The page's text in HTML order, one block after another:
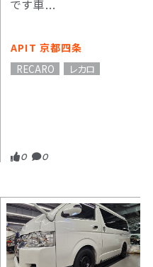
です車...
APIT 京都四条
RECARO
レカロ
0 0